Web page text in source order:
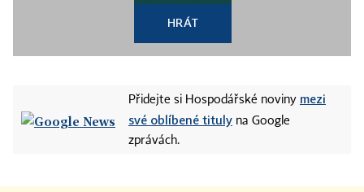
HRÁT
Přidejte si Hospodářské noviny mezi
své oblíbené tituly na Google
zprávách.